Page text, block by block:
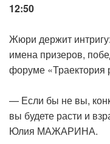
12:50
Жюри держит
имена призеров,
форуме «Траектория
— Если бы не вы,
вы будете расти и
Юлия МАЖАРИНА.